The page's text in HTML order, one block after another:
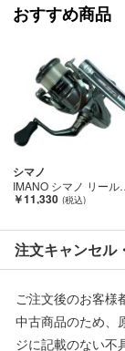
■状態等は画像
こちらの商品は
人の手を経た商
■弊社（株式会社
弊社（株式会社オ
装サイト』を確認
おすすめ商品
シマノ
IMANO シマノ リ
￥11,330
注文キャンセル
ご注文後のお客様
中古商品のため、
ジに記載のない不